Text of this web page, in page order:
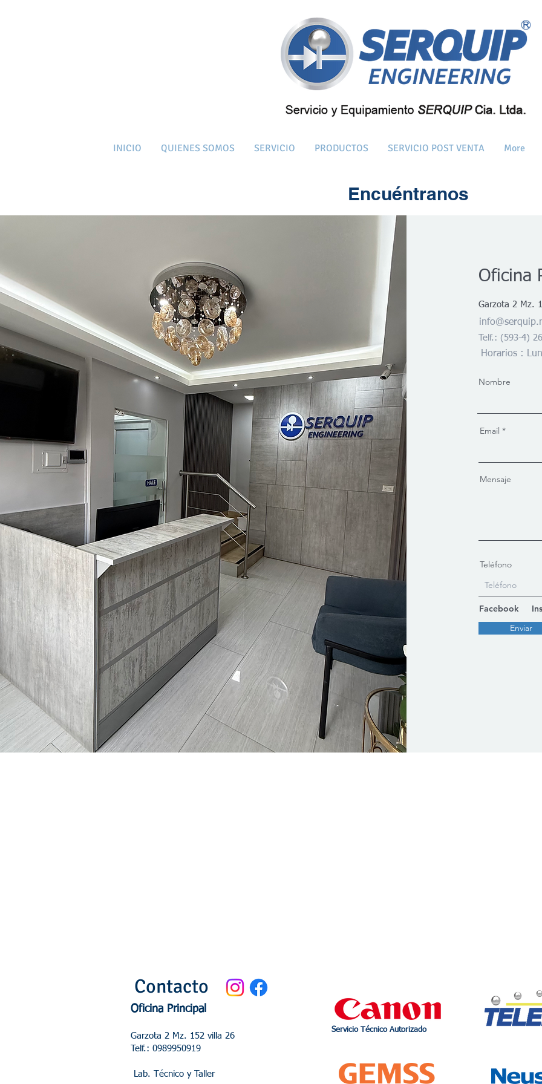
INICIO QUIENES SOMOS SERVICIO PRODUCTOS SERVICIO POST VENTA More
Encuéntranos
Oficina
Garzota 2 Mz.
Telf.: (593-4)
Horarios :
Nombre
Email
Mensaje
Teléfono
Enviar
Facebook
Contacto
Oficina Principal
Garzota 2 Mz. 152 villa 26
Telf.: 0989950919
Lab. Técnico y Taller
Servicio Técnico Autorizado